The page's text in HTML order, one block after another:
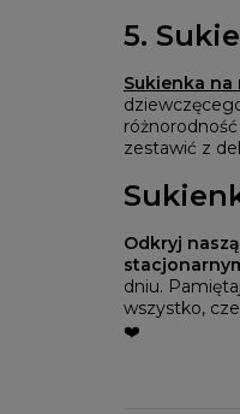
5.
Sukienka na
zestawić z
Odkryj
dniu.
wszystko,
❤️